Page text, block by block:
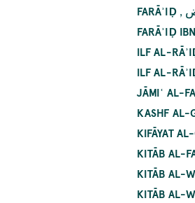
FARĀʾIḌ,
FARĀʾIḌ
ILF AL-
ILF AL-
JĀMIʿ AL-
KASHF AL-
KIFĀYAT
KITĀB AL-
KITĀB AL-
KITĀB AL-